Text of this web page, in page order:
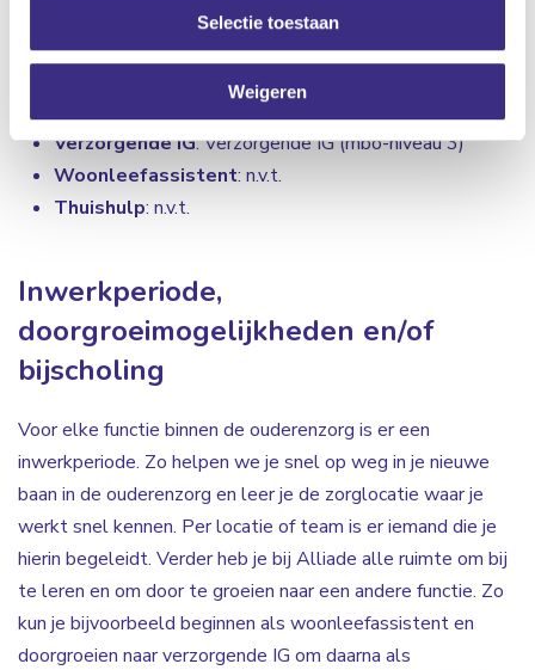
Selectie toestaan
Weigeren
Zorgcoördinator: hbo-v (hbo)
Wijkverpleegkundige : mbo-v/hbo-v (mbo 4/hbo)
: mbo-v/hbo-v (mbo-niveau 4/hbo)
Verzorgende IG: Verzorgende IG (mbo-niveau 3)
Woonleefassistent: n.v.t.
Thuishulp: n.v.t.
Inwerkperiode,
doorgroeimogelijkheden en/of
bijscholing
Voor elke functie binnen de ouderenzorg is er een
inwerkperiode. Zo helpen we je snel op weg in je nieuwe
baan in de ouderenzorg en leer je de zorglocatie waar je
werkt snel kennen. Per locatie of team is er iemand die je
hierin begeleidt. Verder heb je bij Alliade alle ruimte om bij
te leren en om door te groeien naar een andere functie. Zo
kun je bijvoorbeeld beginnen als woonleefassistent en
doorgroeien naar verzorgende IG om daarna als